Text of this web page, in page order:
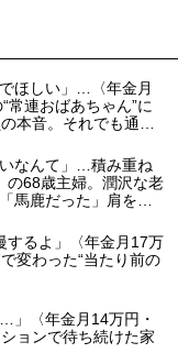
ほしい」…〈年金月
常連おばあちゃん”に
本音。それでも通い
いなんて」…積み重ね
の68歳主婦。潤沢な老
馬鹿だった」肩を落
するよ」〈年金月17万
変わった“当たり前の
」〈年金月14万円・
ョンで待ち続けた家